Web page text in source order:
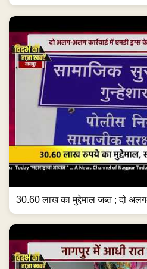
30.60 लाख का मुद्देमाल जब्त ; दो